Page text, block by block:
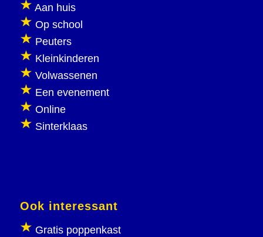
Aan huis
Op school
Peuters
Kleinkinderen
Volwassenen
Een evenement
Online
Sinterklaas
Ook interessant
Gratis poppenkast